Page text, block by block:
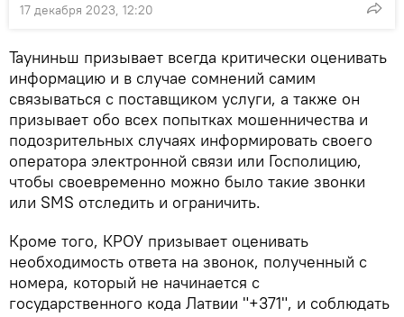
17 декабря 2023, 12:20
Тауниньш призывает всегда критически оценивать
информацию и в случае сомнений самим
связываться с поставщиком услуги, а также он
призывает обо всех попытках мошенничества и
подозрительных случаях информировать своего
оператора электронной связи или Госполицию,
чтобы своевременно можно было такие звонки
или SMS отследить и ограничить.
Кроме того, КРОУ призывает оценивать
необходимость ответа на звонок, полученный с
номера, который не начинается с
государственного кода Латвии "+371", и соблюдать